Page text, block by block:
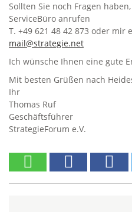
Sollten Sie noch Fragen
ServiceBüro anrufen
T. +49 621 48 42 873 oder mir
mail@strategie.net
Ich wünsche Ihnen eine gute
Mit besten Grüßen nach
Ihr
Thomas Ruf
Geschäftsführer
StrategieForum e.V.